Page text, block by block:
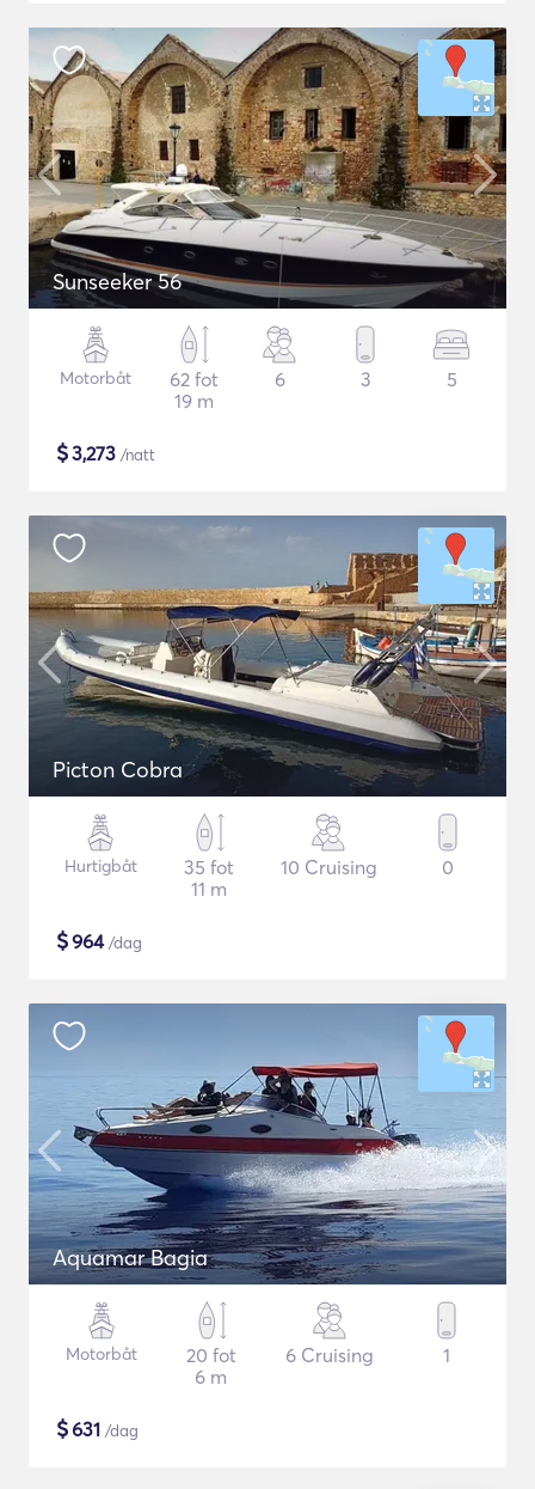
Sunseeker 56
Motorbåt
62 fot
19 m
6 3 5
$3,273 /natt
Picton Cobra
Hurtigbåt
35 fot
11 m
10 Cruising 0
$964/dag
Aquamar Bagia
Motorbåt
20 fot
6 m
6 Cruising 1
$631 /dag